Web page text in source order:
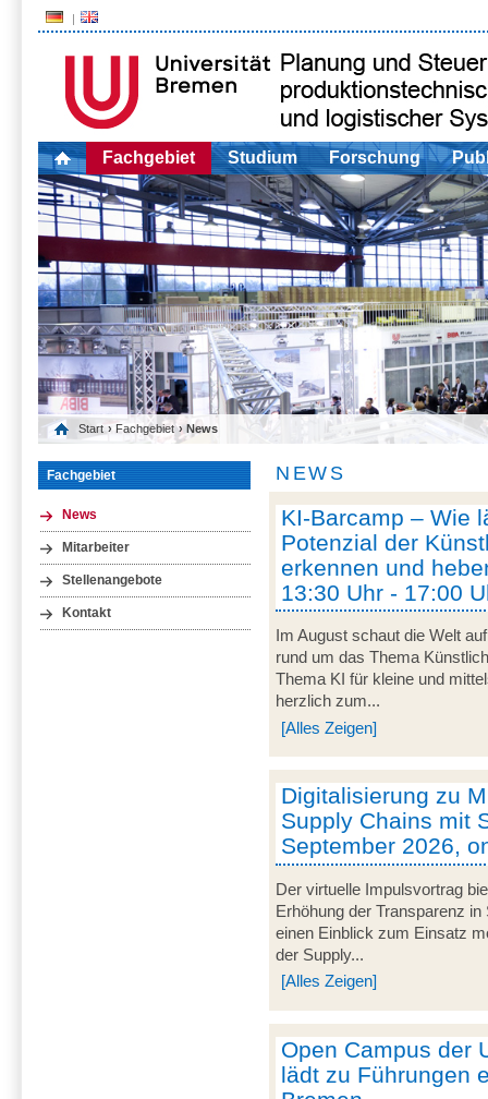
Fachgebiet Studium Forschung
Start › Fachgebiet › News
Fachgebiet
News
Mitarbeiter
Stellenangebote
Kontakt
NEWS
KI-Barcamp – Wie
Potenzial der
erkennen und
13:30 Uhr - 17:00
Im August schaut die Welt
rund um das Thema
Thema KI für kleine und
herzlich zum...
[Alles Zeigen]
Digitalisierung zu
Supply Chains mit
September 2026,
Der virtuelle Impulsvortrag
Erhöhung der Transparenz
einen Einblick zum Einsatz
der Supply...
[Alles Zeigen]
Open Campus der
lädt zu Führungen